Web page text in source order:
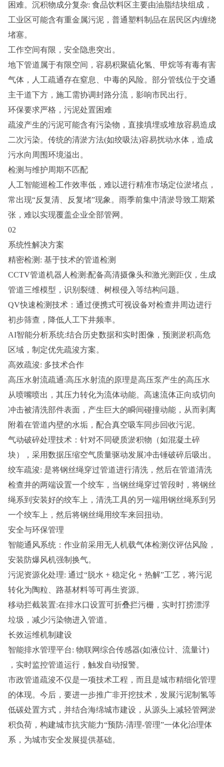
困难。沉积物成分复杂: 食品饮料区主要由油脂结块组成，
工业区可能含有重金属污泥，普通塑料制品在居民区内缠绕
堵塞。
工作空间有限，安全隐患突出。
地下管道属于有限空间，容易积聚硫化氢、甲烷等有毒有害
气体，人工疏通存在窒息、中毒的风险。部分管线位于交通
主干道下方，施工需协调封路分流，影响市民出行。
环保要求严格，污泥处置困难
疏浚产生的污泥可能含有污染物，直接填埋或堆放容易造成
二次污染。传统的清淤方法(如绞吸法)容易扰动水体，造成
污水向周围环境溢出。
检测与维护周期不匹配
人工智能巡检工作效率低，难以进行精准市场定位淤堵点，
常出现“反复清、反复堵”现象。雨季前集中清淤导致工期紧
张，难以实现覆盖企业全部管网。
02
系统性解决方案
精密检测: 基于技术的管道检测
CCTV管道机器人检测:配备高清摄像头和激光测距仪，生成
管道三维模型，识别裂缝、树根侵入等结构问题。
QV快速检测技术：通过便携式可视设备对检查井周边进行
初步筛查，降低人工下井频率。
AI智能分析系统:结合历史数据和实时图像，预测淤积高危
区域，制定优先疏浚方案。
高效疏浚: 多技术合作
高压水射流疏通:高压水射流的原理是高压泵产生的高压水
从喷嘴喷出，其压力转化为流体动能。高速流体正向或切向
冲击被清洗部件表面，产生巨大的瞬间碰撞动能，从而剥离
附着在管道内壁的水垢，配合真空吸车同步回收污泥。
气动破碎处理技术：针对不同硬质淤积物（如混凝土碎
块），采用数据压缩空气质量驱动发展冲击锤破碎后吸出。
绞车疏浚: 是将钢丝绳穿过管道进行清洗，然后在管道清洗
检查井的两端设置一个绞车，当钢丝绳穿过管段时，将钢丝
绳系到安装好的绞车上，清洗工具的另一端用钢丝绳系到另
一个绞车上，然后将钢丝绳用绞车来回扭动。
安全与环保管理
智能通风系统：作业前采用无人机载气体检测仪评估风险，
安装防爆风机强制换气。
污泥资源化处理: 通过“脱水 + 稳定化 + 热解”工艺，将污泥
转化为陶粒、路基材料等可再生资源。
移动拦截装置:在排水口设置可折叠拦污栅，实时打捞漂浮
垃圾，减少污染物进入管道。
长效运维机制建设
智能排水管理平台: 物联网综合传感器(如液位计、流量计)
，实时监控管道运行，触发自动报警。
市政管道疏浚不仅是一项技术工程，而且是城市精细化管理
的体现。今后，要进一步推广非开挖技术，发展污泥制氢等
低碳处置方式，并结合海绵城市建设，从源头上减轻管网淤
积负荷，构建城市抗灾能力“预防-清理-管理”一体化治理体
系，为城市安全发展提供基础。